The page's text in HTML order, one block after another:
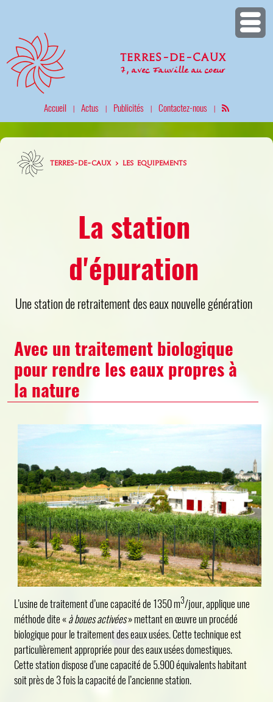
Terres-de-Caux
7, avec Fauville au coeur
Accueil | Actus | Publicités | Contactez-nous |
TERRES-DE-CAUX > LES EQUIPEMENTS
La station
d'épuration
Une station de retraitement des eaux nouvelle génération
Avec un traitement biologique
pour rendre les eaux propres à
la nature
L’usine de traitement d’une capacité de 1350 m3/jour, applique une
méthode dite «à boues activées» mettant en œuvre un procédé
biologique pour le traitement des eaux usées. Cette technique est
particulièrement appropriée pour des eaux usées domestiques.
Cette station dispose d’une capacité de 5.900 équivalents habitant
soit près de 3 fois la capacité de l’ancienne station.